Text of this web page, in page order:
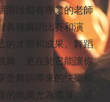
階段都有專業的老師
各種舞蹈比賽和演
的才華和成果。舞蹈
舞，更在於它能讓你
受舞蹈帶來的快樂和
的氛圍尤為濃厚。這